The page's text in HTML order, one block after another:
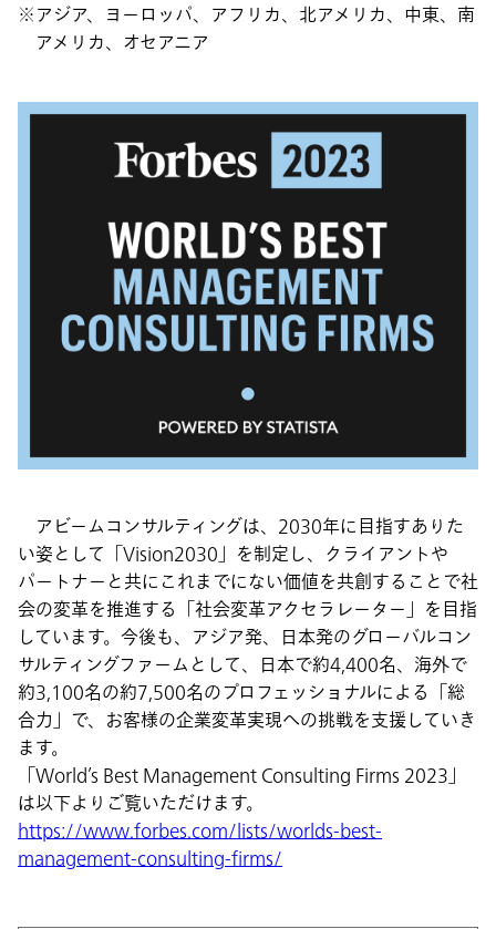
アジア、ヨーロッパ、アフリカ、北アメリカ、中東、南
アメリカ、オセアニア
アビームコンサルティングは、2030年に目指すありた
い姿として「Vision2030」を制定し、クライアントや
パートナーと共にこれまでにない価値を共創することで社
会の変革を推進する「社会変革アクセラレーター」を目指
しています。今後も、アジア発、日本発のグローバルコン
サルティングファームとして、日本で約4,400名、海外で
約3,100名の約7,500名のプロフェッショナルによる「総
合力」で、お客様の企業変革実現への挑戦を支援していき
ます。
「World’s Best Management Consulting Firms 2023」
は以下よりご覧いただけます。
https://www.forbes.com/lists/worlds-best-
management-consulting-firms/